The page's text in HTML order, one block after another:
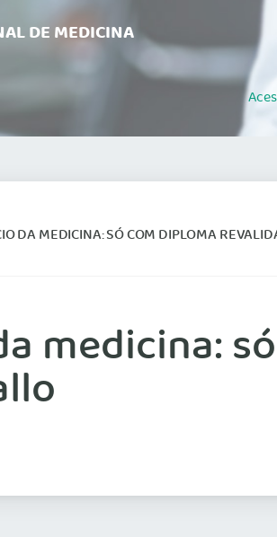
DE MEDICINA
DA MEDICINA: SÓ COM DIPLOMA
medicina: